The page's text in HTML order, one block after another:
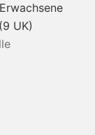
UK)